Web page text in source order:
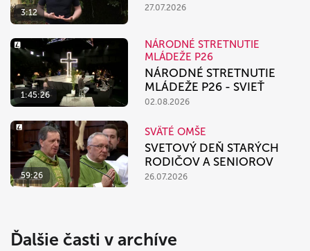
3:12
27.07.2026
1:45:26
NÁRODNÉ STRETNUTIE
MLÁDEŽE P26
NÁRODNÉ STRETNUTIE
MLÁDEŽE P26 - SVIEŤ
02.08.2026
59:26
SVÄTÉ OMŠE
SVETOVÝ DEŇ STARÝCH
RODIČOV A SENIOROV
26.07.2026
Ďalšie časti v archíve